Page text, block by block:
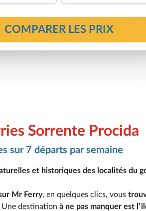
COMPARER LES PRIX
Sorrente Procida
sur 7 départs par semaine
et historiques des localités du
Mr Ferry, en quelques clics, vous
Une destination à ne pas manquer est